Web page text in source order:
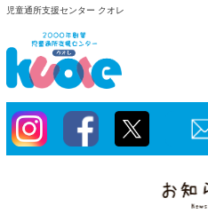
児童通所支援センター クオレ